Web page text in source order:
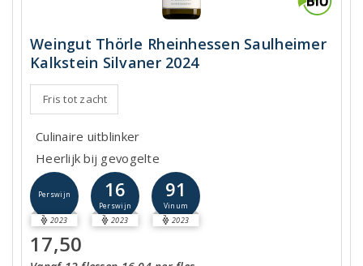
Weingut Thörle Rheinhessen Saulheimer
Kalkstein Silvaner 2024
Fris tot zacht
Culinaire uitblinker
Heerlijk bij gevogelte
Perswijn
2023
16
Perswijn
2023
91
Vinum
2023
17,50